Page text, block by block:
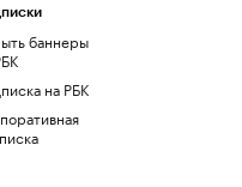
баннеры
на РБК